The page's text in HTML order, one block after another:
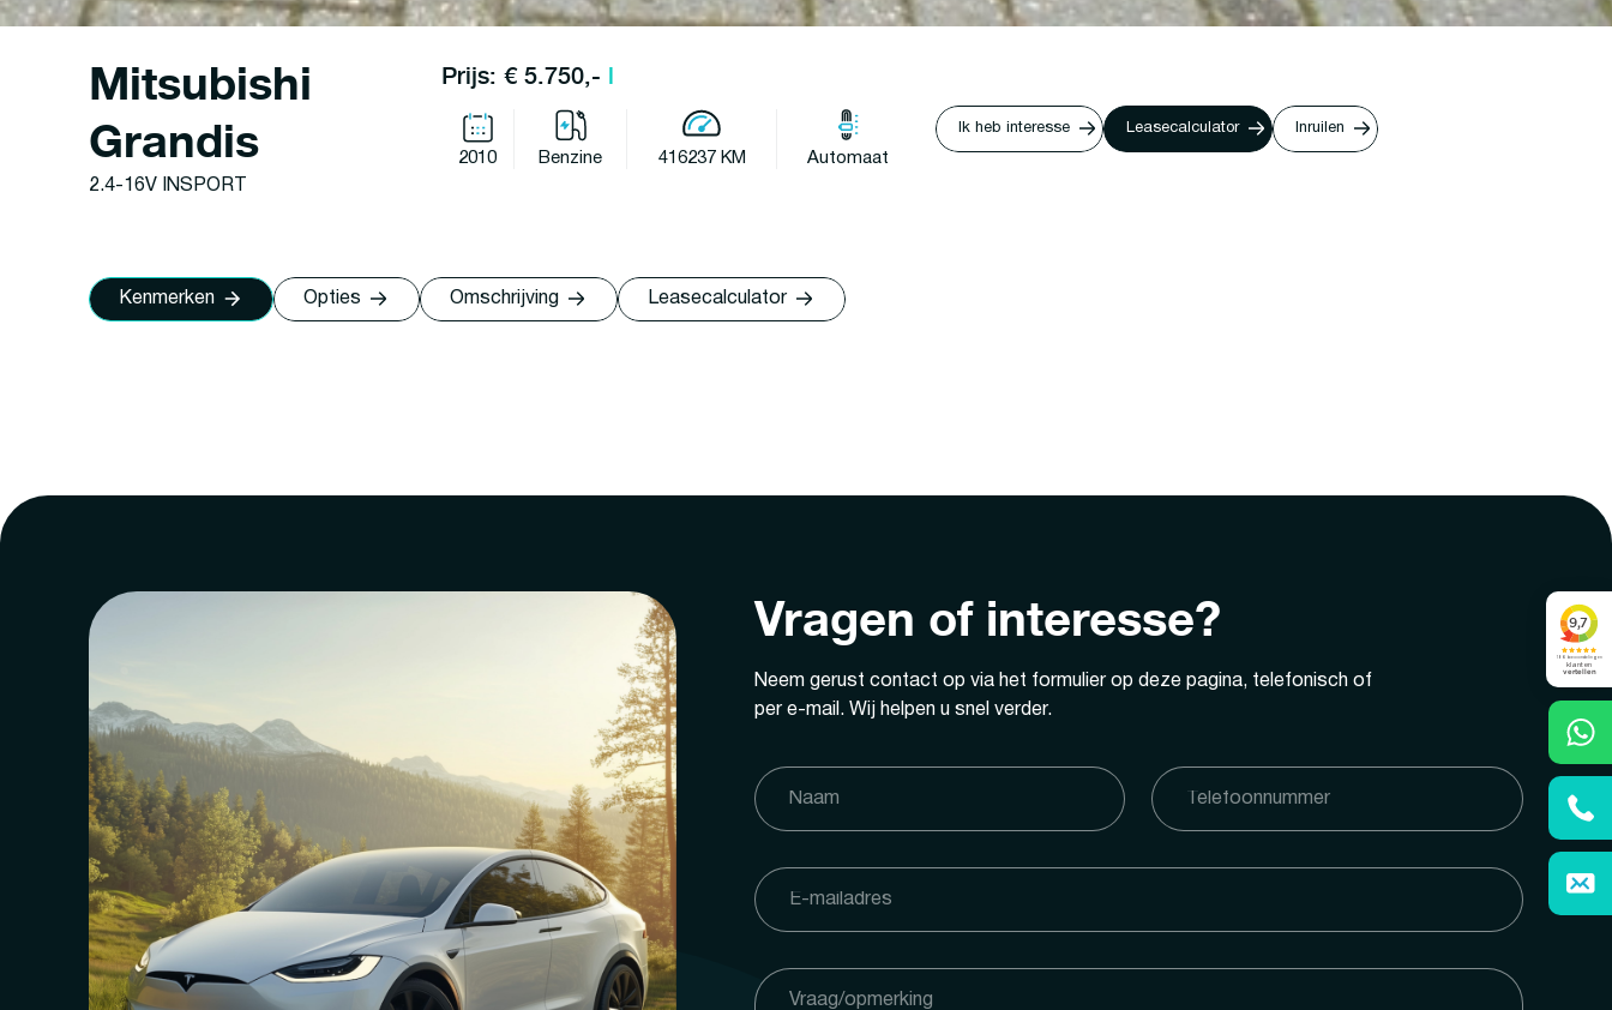
Mitsubishi
Grandis
2.4-16V INSPORT
Prijs: € 5.750,- l
2010 Benzine 416237 KM Automaat
Ik heb interesse Leasecalculator Inruilen
Kenmerken Opties Omschrijving Leasecalculator
Vragen of interesse?
Neem gerust contact op via het formulier op deze pagina, telefonisch of
per e-mail. Wij helpen u snel verder.